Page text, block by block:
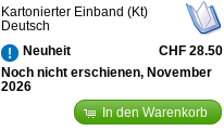
Kartonierter Einband (Kt)
Deutsch
Neuheit
CHF 28.50
Noch nicht erschienen, November
2026
In den Warenkorb